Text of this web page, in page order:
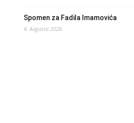
Spomen za Fadila Imamovića
4. Augusta 2026.